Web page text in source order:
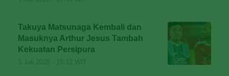
Takuya Matsunaga Kembali dan
Masuknya Arthur Jesus Tambah
Kekuatan Persipura